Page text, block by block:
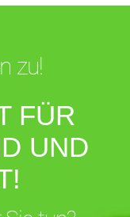
zu!
FÜR
UND